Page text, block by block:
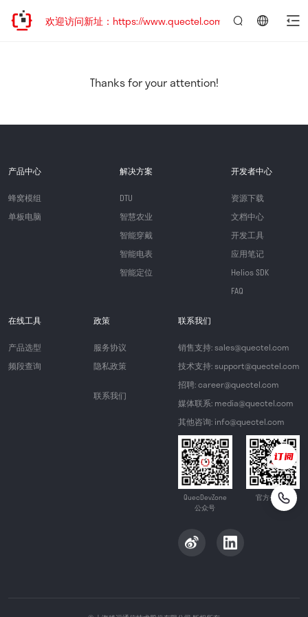
已迁移，欢迎访问新址：https://www.quectel.com.cn
Thanks for your attention!
产品中心
蜂窝模组
单板电脑
解决方案
DTU
智慧农业
智能穿戴
智能电表
智能定位
开发者中心
资源下载
文档中心
开发工具
应用笔记
Helios SDK
FAQ
在线工具
产品选型
频段查询
政策
服务协议
隐私政策
联系我们
联系我们
销售支持: sales@quectel.com
技术支持: support@quectel.com
招聘: career@quectel.com
媒体联系: media@quectel.com
其他咨询: info@quectel.com
QuecDevZone
公众号
官方公众号